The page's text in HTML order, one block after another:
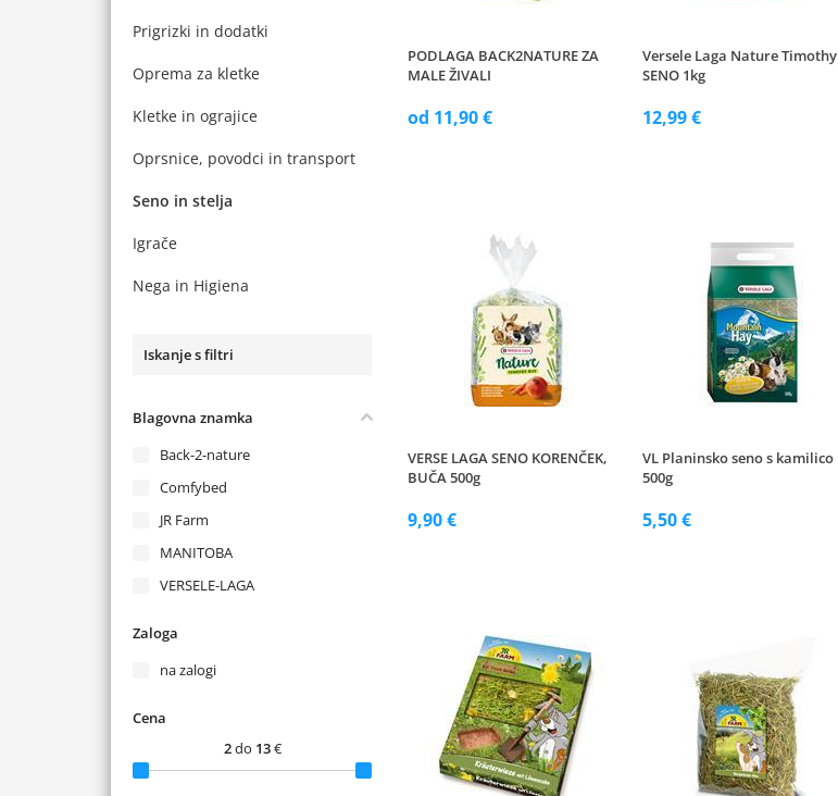
Prigrizki in dodatki
Oprema za kletke
Kletke in ograjice
Oprsnice, povodci in transport
Seno in stelja
Igrače
Nega in Higiena
Iskanje s filtri
Blagovna znamka
Back-2-nature
Comfybed
JR Farm
MANITOBA
VERSELE-LAGA
Zaloga
na zalogi
Cena
2do 13€
PODLAGA BACK2NATURE ZA
MALE ŽIVALI
od 11,90 €
Versele Laga Nature Timothy
SENO 1kg
12,99 €
VERSE LAGA SENO KORENČEK,
BUČA 500g
9,90 €
VL Planinsko seno s kamilico
500g
5,50 €